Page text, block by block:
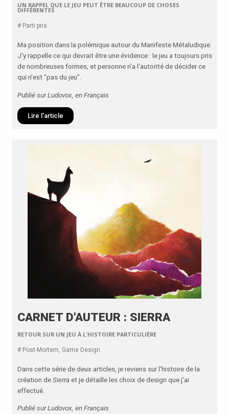
UN RAPPEL QUE LE JEU PEUT ÊTRE BEAUCOUP DE CHOSES
DIFFÉRENTES
# Parti pris
Ma position dans la polémique autour du Manifeste Métaludique.
J'y rappelle ce qui devrait être une évidence : le jeu a toujours pris
de nombreuses formes, et personne n'a l'autorité de décider ce
qui n'est "pas du jeu".
Publié sur Ludovox, en Français
Lire l'article
CARNET D'AUTEUR : SIERRA
RETOUR SUR UN JEU À L'HISTOIRE PARTICULIÈRE
# Post-Mortem, Game Design
Dans cette série de deux articles, je reviens sur l'histoire de la
création deSierraet je détaille les choix de design que j'ai
effectué.
Publié sur Ludovox, en Français